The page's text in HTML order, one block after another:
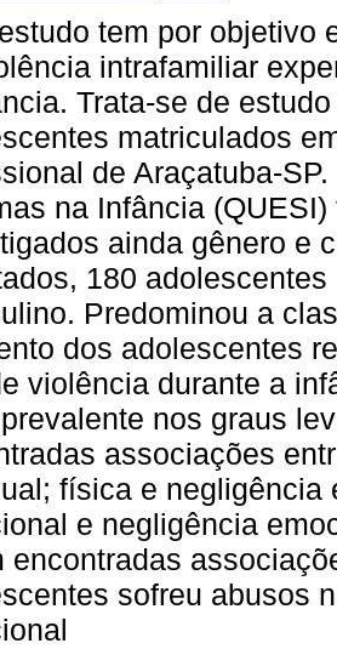
tem por objetivo
intrafamiliar
Trata-se de
matriculados
de Araçatuba-
na Infância
ainda gênero e
180
Predominou a
dos adolescentes
violência durante a
nos graus
associações
física e
e negligência
encontradas
sofreu abusos